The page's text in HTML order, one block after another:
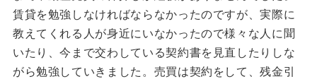
賃貸を勉強しなければならなかったのですが、実際に
教えてくれる人が身近にいなかったので様々な人に聞
いたり、今まで交わしている契約書を見直したりしな
がら勉強していきました。売買は契約をして、残金引